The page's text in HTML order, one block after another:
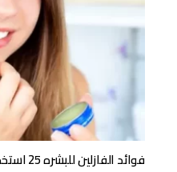
فوائد الفازلين للبشره 25 استخدامًا للفازلين